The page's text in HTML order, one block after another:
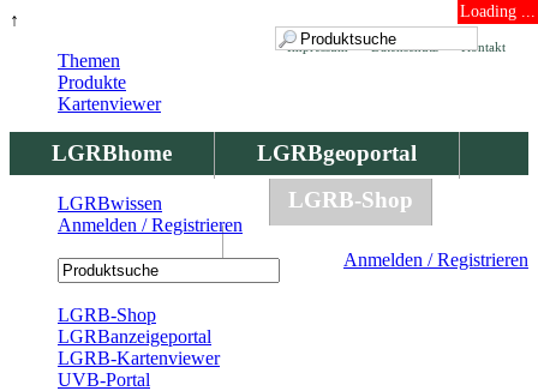
↑ Loading ...
Kontakt
Datenschutz
Impressum
LGRBhome
LGRBgeoportal
LGRBbohrungen
LGRB-Shop
Anmelden / Registrieren
Themen
Produkte
Kartenviewer
LGRBwissen
Anmelden / Registrieren
LGRB-Shop
LGRBanzeigeportal
LGRB-Kartenviewer
UVB-Portal